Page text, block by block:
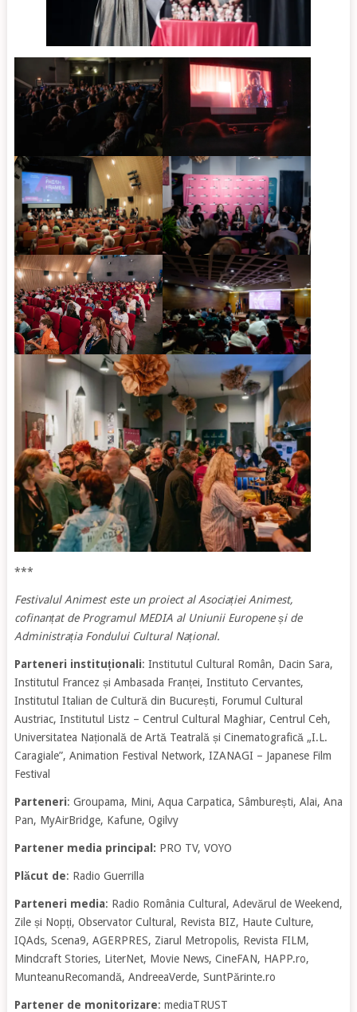
***
Festivalul Animest este un proiect al Asociației Animest,
cofinanțat de Programul MEDIA al Uniunii Europene și de
Administrația Fondului Cultural Național.
Parteneri instituționali: Institutul Cultural Român, Dacin Sara,
Institutul Francez și Ambasada Franței, Instituto Cervantes,
Institutul Italian de Cultură din București, Forumul Cultural
Austriac, Institutul Listz – Centrul Cultural Maghiar, Centrul Ceh,
Universitatea Națională de Artă Teatrală și Cinematografică „I.L.
Caragiale”, Animation Festival Network, IZANAGI – Japanese Film
Festival
Parteneri: Groupama, Mini, Aqua Carpatica, Sâmburești, Alai, Ana
Pan, MyAirBridge, Kafune, Ogilvy
Partener media principal: PRO TV, VOYO
Plăcut de: Radio Guerrilla
Parteneri media: Radio România Cultural, Adevărul de Weekend,
Zile și Nopți, Observator Cultural, Revista BIZ, Haute Culture,
IQAds, Scena9, AGERPRES, Ziarul Metropolis, Revista FILM,
Mindcraft Stories, LiterNet, Movie News, CineFAN, HAPP.ro,
MunteanuRecomandă, AndreeaVerde, SuntPărinte.ro
Partener de monitorizare: mediaTRUST